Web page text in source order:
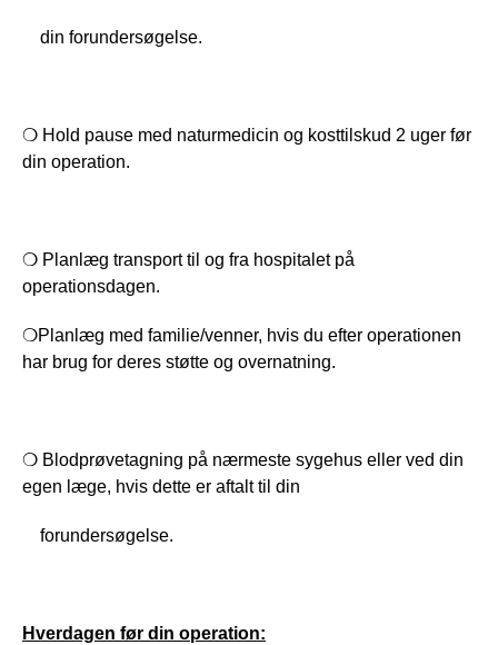
    din forundersøgelse.
❍ Hold pause med naturmedicin og kosttilskud 2 uger før
din operation.
❍ Planlæg transport til og fra hospitalet på
operationsdagen.
❍Planlæg med familie/venner, hvis du efter operationen
har brug for deres støtte og overnatning.
❍ Blodprøvetagning på nærmeste sygehus eller ved din
egen læge, hvis dette er aftalt til din
    forundersøgelse.
Hverdagen før din operation: